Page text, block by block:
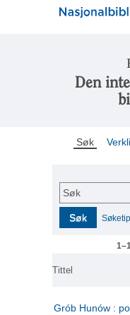
Den
Søk
Søk
Søk
Tittel
Grób Hunów :